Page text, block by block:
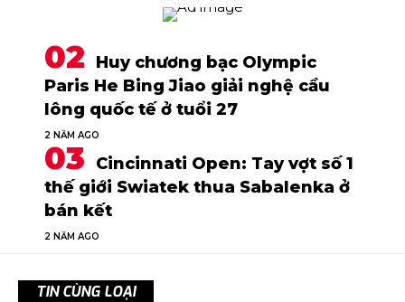
Huy chương bạc Olympic
Paris He Bing Jiao giải nghệ cầu
lông quốc tế ở tuổi 27
2 NĂM AGO
Cincinnati Open: Tay vợt số 1
thế giới Swiatek thua Sabalenka ở
bán kết
2 NĂM AGO
TIN CÙNG LOẠI